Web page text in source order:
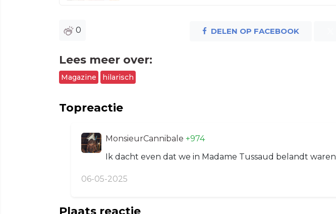
0 DELEN OP FACEBOOK
Lees meer over:
Magazine hilarisch
Topreactie
MonsieurCannibale +974
Ik dacht even dat we in Madame Tussaud belandt waren
06-05-2025
Plaats reactie